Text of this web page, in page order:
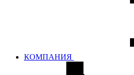
КОМПАНИЯ